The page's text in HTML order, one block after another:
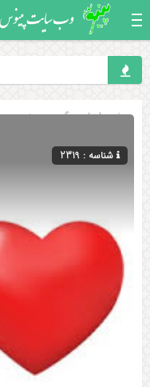
صفحه اصلی» گروه »دینی
شناسه : 2319